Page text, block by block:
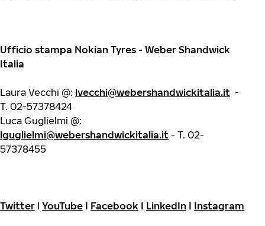
Ufficio stampa Nokian Tyres - Weber Shandwick
Italia
Laura Vecchi @: lvecchi@webershandwickitalia.it -
T. 02-57378424
Luca Guglielmi @:
lguglielmi@webershandwickitalia.it - T. 02-
57378455
Twitter I YouTube I Facebook I LinkedIn I Instagram